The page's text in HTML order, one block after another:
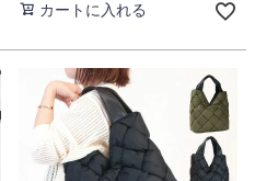
カートに入れる